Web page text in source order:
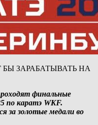
БЫ ЗАРАБАТЫВАТЬ НА
финальные
по каратэ WKF.
за золотые медали во